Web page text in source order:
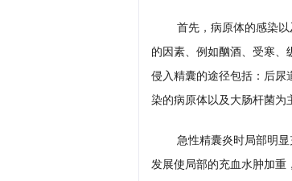
首先，病原体的感染
的因素、例如酗酒、受寒、
侵入精囊的途径包括：后尿
染的病原体以及大肠杆菌为
急性精囊炎时局部明
发展使局部的充血水肿加重